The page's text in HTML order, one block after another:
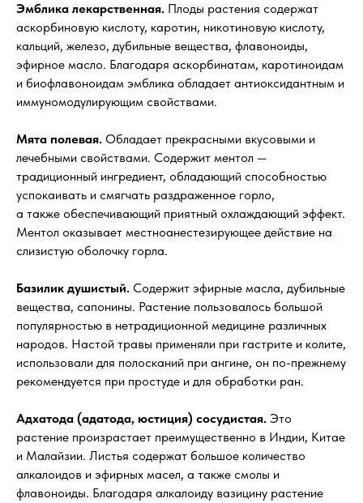
Эмблика лекарственная. Плоды растения содержат
аскорбиновую кислоту, каротин, никотиновую кислоту,
кальций, железо, дубильные вещества, флавоноиды,
эфирное масло. Благодаря аскорбинатам, каротиноидам
и биофлавоноидам эмблика обладает антиоксидантным и
иммуномодулирующим свойствами.
Мята полевая. Обладает прекрасными вкусовыми и
лечебными свойствами. Содержит ментол —
традиционный ингредиент, обладающий способностью
успокаивать и смягчать раздраженное горло,
а также обеспечивающий приятный охлаждающий эффект.
Ментол оказывает местноанестезирующее действие на
слизистую оболочку горла.
Базилик душистый. Содержит эфирные масла, дубильные
вещества, сапонины. Растение пользовалось большой
популярностью в нетрадиционной медицине различных
народов. Настой травы применяли при гастрите и колите,
использовали для полосканий при ангине, он по-прежнему
рекомендуется при простуде и для обработки ран.
Адхатода (адатода, юстиция) сосудистая. Это
растение произрастает преимущественно в Индии, Китае
и Малайзии. Листья содержат большое количество
алкалоидов и эфирных масел, а также смолы и
флавоноиды. Благодаря алкалоиду вазицину растение